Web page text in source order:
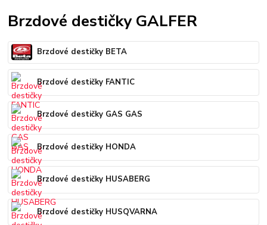
Brzdové destičky GALFER
Brzdové destičky BETA
Brzdové destičky FANTIC
Brzdové destičky GAS GAS
Brzdové destičky HONDA
Brzdové destičky HUSABERG
Brzdové destičky HUSQVARNA